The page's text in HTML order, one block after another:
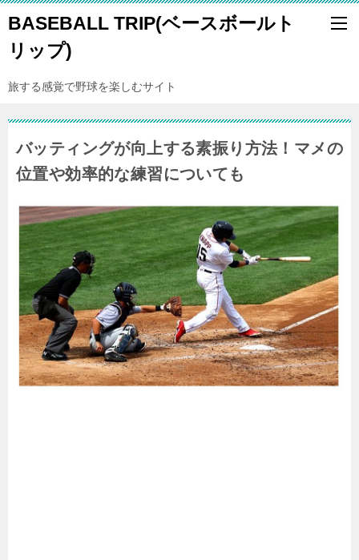
BASEBALL TRIP(ベースボールト
リップ)
旅する感覚で野球を楽しむサイト
バッティングが向上する素振り方法！マメの
位置や効率的な練習についても